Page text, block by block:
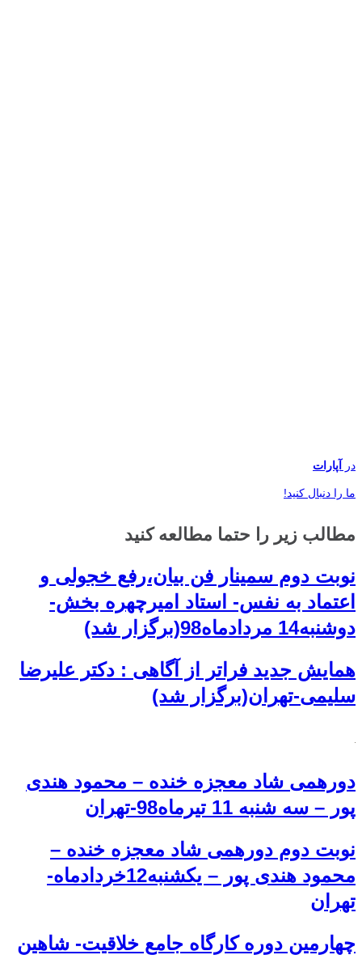
در آپارات
ما را دنبال کنید!
مطالب زیر را حتما مطالعه کنید
نوبت دوم سمینار فن بیان،رفع خجولی و
اعتماد به نفس- استاد امیرچهره بخش-
دوشنبه14 مردادماه98(برگزار شد)
همایش جدید فراتر از آگاهی : دکتر علیرضا
سلیمی-تهران(برگزار شد)
دورهمی شاد معجزه خنده – محمود هندی
پور – سه شنبه 11 تیرماه98-تهران
نوبت دوم دورهمی شاد معجزه خنده –
محمود هندی پور – یکشنبه12خردادماه-
تهران
چهارمین دوره کارگاه جامع خلاقیت- شاهین